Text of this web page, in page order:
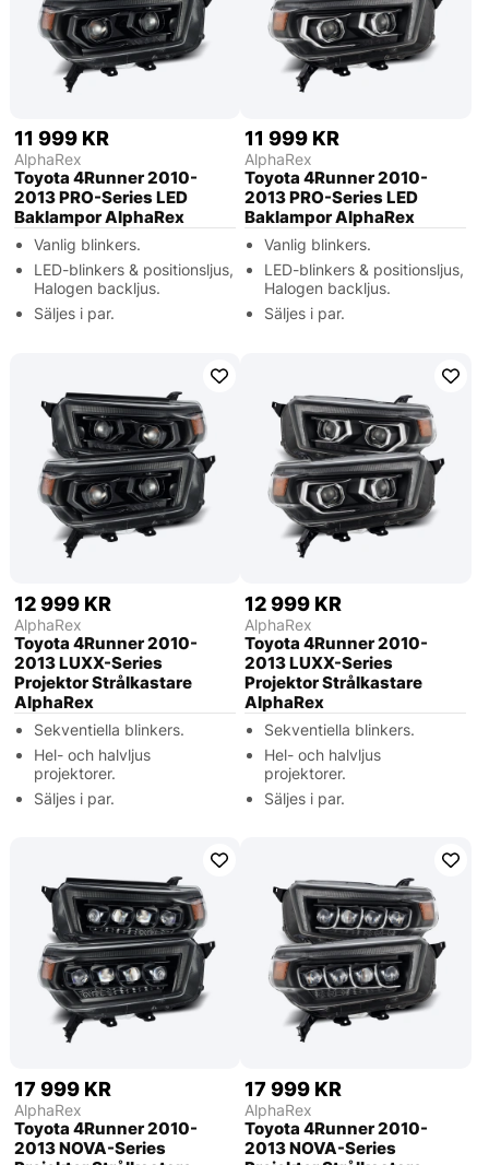
11 999 KR
AlphaRex
Toyota 4Runner 2010-
2013 PRO-Series LED
Baklampor AlphaRex
Vanlig blinkers.
LED-blinkers & positionsljus,
Halogen backljus.
Säljes i par.
11 999 KR
AlphaRex
Toyota 4Runner 2010-
2013 PRO-Series LED
Baklampor AlphaRex
Vanlig blinkers.
LED-blinkers & positionsljus,
Halogen backljus.
Säljes i par.
12 999 KR
AlphaRex
Toyota 4Runner 2010-
2013 LUXX-Series
Projektor Strålkastare
AlphaRex
Sekventiella blinkers.
Hel- och halvljus
projektorer.
Säljes i par.
12 999 KR
AlphaRex
Toyota 4Runner 2010-
2013 LUXX-Series
Projektor Strålkastare
AlphaRex
Sekventiella blinkers.
Hel- och halvljus
projektorer.
Säljes i par.
17 999 KR
AlphaRex
Toyota 4Runner 2010-
2013 NOVA-Series
17 999 KR
AlphaRex
Toyota 4Runner 2010-
2013 NOVA-Series